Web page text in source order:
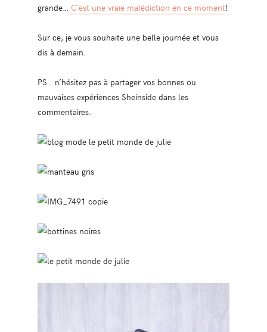
grande… C’est une vraie malédiction en ce moment!
Sur ce, je vous souhaite une belle journée et vous
dis à demain.
PS : n’hésitez pas à partager vos bonnes ou
mauvaises expériences Sheinside dans les
commentaires.